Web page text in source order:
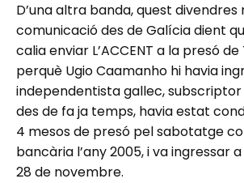
D’una altra banda, quest
comunicació des de Galícia dient
calia enviar L’ACCENT a la presó
perquè Ugio Caamanho hi havia
independentista gallec, subscriptor
des de fa ja temps, havia estat
4 mesos de presó pel sabotatge
bancària l’any 2005, i va ingressar
28 de novembre.